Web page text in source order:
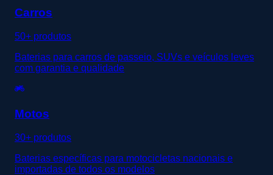
Carros
50+ produtos
Baterias para carros de passeio, SUVs e veículos leves
com garantia e qualidade
Motos
30+ produtos
Baterias específicas para motocicletas nacionais e
importadas de todos os modelos